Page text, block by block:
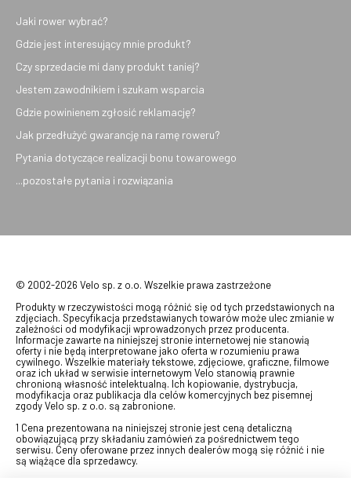
Jaki rower wybrać?
Gdzie jest interesujący mnie produkt?
Czy sprzedacie mi dany produkt taniej?
Jestem zawodnikiem i szukam wsparcia
Gdzie powinienem zgłosić reklamację?
Jak przedłużyć gwarancję na ramę roweru?
Pytania dotyczące realizacji bonu towarowego
...pozostałe pytania i rozwiązania
© 2002-2026 Velo sp. z o.o. Wszelkie prawa zastrzeżone
Produkty w rzeczywistości mogą różnić się od tych przedstawionych na
zdjęciach. Specyfikacja przedstawianych towarów może ulec zmianie w
zależności od modyfikacji wprowadzonych przez producenta.
Informacje zawarte na niniejszej stronie internetowej nie stanowią
oferty i nie będą interpretowane jako oferta w rozumieniu prawa
cywilnego. Wszelkie materiały tekstowe, zdjęciowe, graficzne, filmowe
oraz ich układ w serwisie internetowym Velo stanowią prawnie
chronioną własność intelektualną. Ich kopiowanie, dystrybucja,
modyfikacja oraz publikacja dla celów komercyjnych bez pisemnej
zgody Velo sp. z o.o. są zabronione.
1 Cena prezentowana na niniejszej stronie jest ceną detaliczną
obowiązującą przy składaniu zamówień za pośrednictwem tego
serwisu. Ceny oferowane przez innych dealerów mogą się różnić i nie
są wiążące dla sprzedawcy.